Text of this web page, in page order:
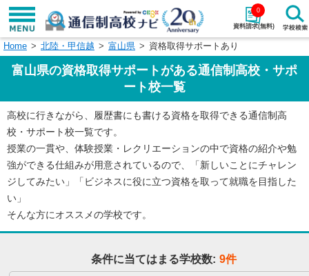
資料請求(無料)
0
学校名で探す
エリアから探す 特徴から探す
エリアを選択して探す
関東 北海道・東北
東海
Home 北陸・甲信越 富山県 資格取得サポートあり
富山県の資格取得サポートがある通信制高校・サポ
ート校一覧
高校に行きながら、履歴書にも書ける資格を取得できる通信制高
校・サポート校一覧です。
授業の一貫や、体験授業・レクリエーションの中で資格の紹介や勉
強ができる仕組みが用意されているので、「新しいことにチャレン
ジしてみたい」「ビジネスに役に立つ資格を取って就職を目指した
い」
そんな方にオススメの学校です。
条件に当てはまる学校数: 9件